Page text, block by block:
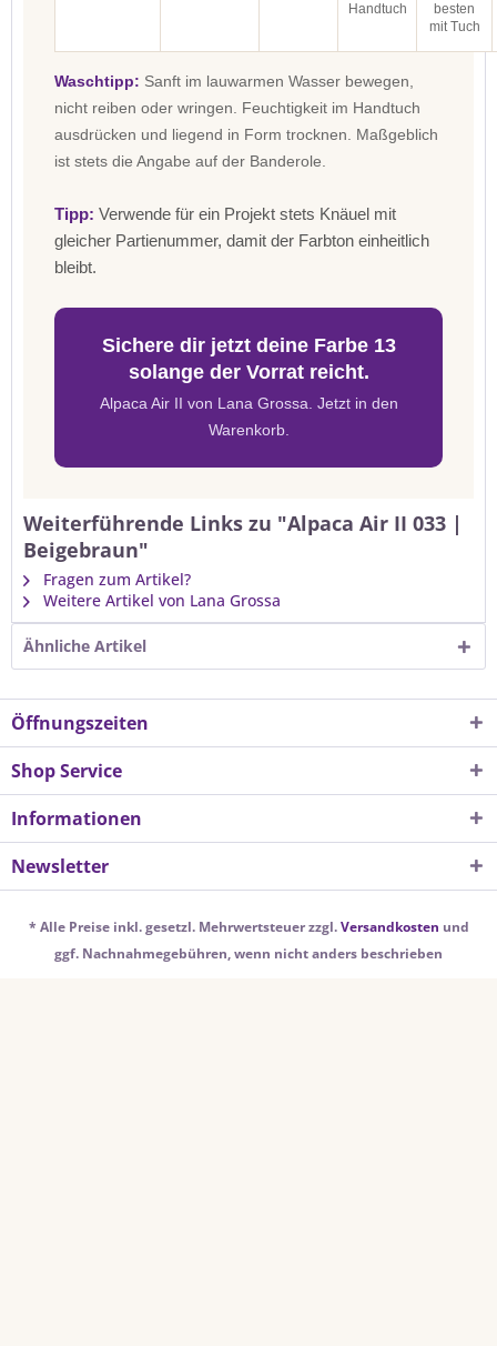
Handtuch
besten
mit Tuch
Waschtipp: Sanft im lauwarmen Wasser bewegen,
nicht reiben oder wringen. Feuchtigkeit im Handtuch
ausdrücken und liegend in Form trocknen. Maßgeblich
ist stets die Angabe auf der Banderole.
Tipp: Verwende für ein Projekt stets Knäuel mit
gleicher Partienummer, damit der Farbton einheitlich
bleibt.
Sichere dir jetzt deine Farbe 13
solange der Vorrat reicht.
Alpaca Air II von Lana Grossa. Jetzt in den
Warenkorb.
Weiterführende Links zu "Alpaca Air II 033 |
Beigebraun"
Fragen zum Artikel?
Weitere Artikel von Lana Grossa
Ähnliche Artikel
Öffnungszeiten
Shop Service
Informationen
Newsletter
* Alle Preise inkl. gesetzl. Mehrwertsteuer zzgl.Versandkosten und
ggf. Nachnahmegebühren, wenn nicht anders beschrieben